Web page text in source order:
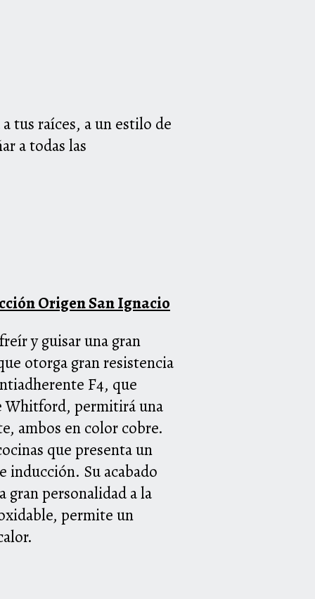
tus raíces, a un estilo de
a todas las
Origen San Ignacio
y guisar una gran
otorga gran resistencia
F4, que
Whitford, permitirá una
ambos en color cobre.
que presenta un
inducción. Su acabado
gran personalidad a la
permite un